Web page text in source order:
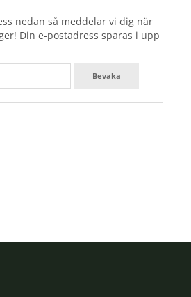
nedan så meddelar vi dig när
Din e-postadress sparas i upp
Bevaka